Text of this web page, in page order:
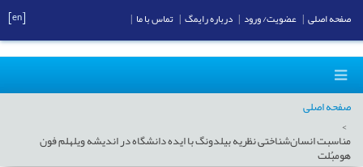
صفحه اصلی
مناسبت انسان‌شناختی نظریه بیلدونگ با ایده دانشگاه در اندیشه ویلهلم فون
هومبُلت
صفحه اصلی عضویت/ ورود درباره رایمگ تماس با ما